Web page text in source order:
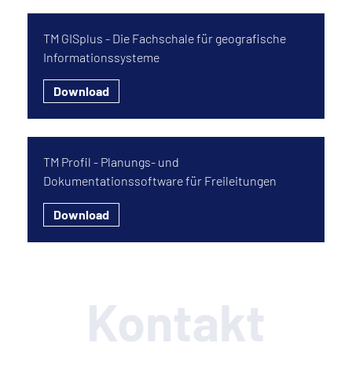
TM GISplus - Die Fachschale für geografische
Informationssysteme
Download
TM Profil - Planungs- und
Dokumentationssoftware für Freileitungen
Download
Kontakt